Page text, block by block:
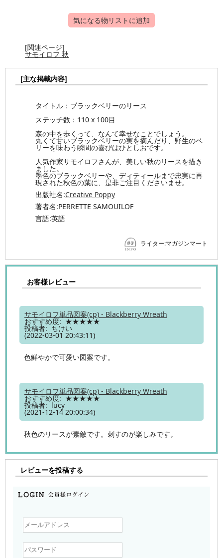
気になる物リストに追加
[関連ページ]
サモイロフ 秋
[主な掲載内容]
タイトル：ブラックベリーのリース
ステッチ数：110 x 100目
森の中を歩くって、なんて幸せなことでしょう。
丸くて甘いブラックベリーの実を摘んだり、野生のベ
リーを味わう瞬間の喜びはひとしおです。
人気作家サモイロフさんが、美しい秋のリースを描き
ました。
墨色のブラックベリーや、ディティールまで忠実に再
現された秋色の葉に、是非ご注目くださいませ。
出版社名:Creative Poppy
著者名:PERRETTE SAMOUILOF
言語:英語
ライター:マガジンマート
お客様レビュー
サモイロフ単品図案(cp) - Blackberry Wreath
おすすめ度: ★★★★★
投稿者: ちけい
(2022-03-01 20:43:11)
色鮮やかで可愛い図案です。
サモイロフ単品図案(cp) - Blackberry Wreath
おすすめ度: ★★★★★
投稿者: lucy
(2021-12-14 20:00:34)
秋色のリースが素敵です。刺すのが楽しみです。
レビューを投稿する